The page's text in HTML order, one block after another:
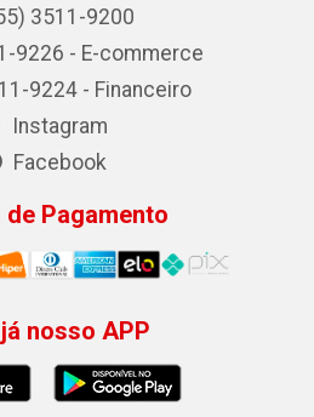
3511-9200
9226 - E-commerce
9224 - Financeiro
Instagram
Facebook
de Pagamento
nosso APP